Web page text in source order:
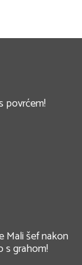
povrćem!
Mali šef nakon
s grahom!